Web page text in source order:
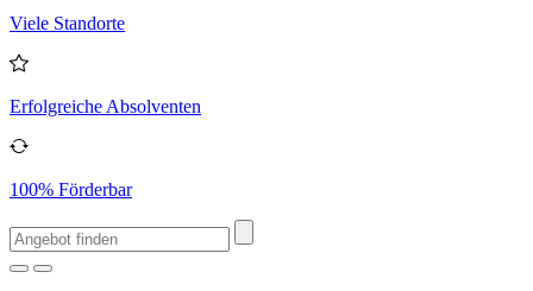
Viele Standorte
Erfolgreiche Absolventen
100% Förderbar